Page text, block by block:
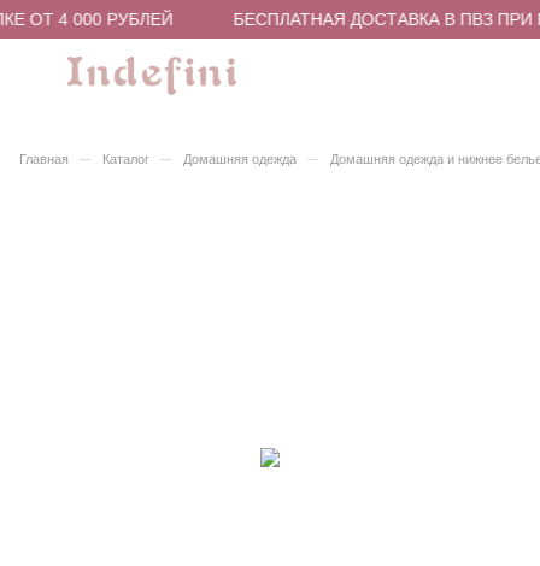
ОТ 4 000 РУБЛЕЙ БЕСПЛАТНАЯ ДОСТАВКА В ПВЗ ПРИ
Главная – Каталог – Домашняя одежда – Домашняя одежда и нижнее